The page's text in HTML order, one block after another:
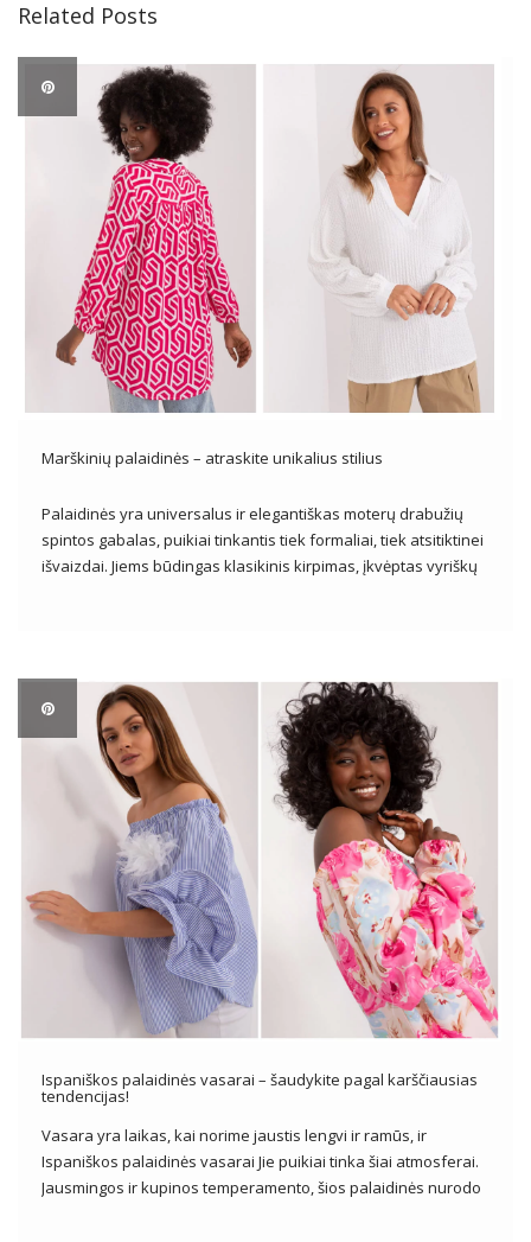
Related Posts
Marškinių palaidinės – atraskite unikalius stilius
Palaidinės yra universalus ir elegantiškas moterų drabužių
spintos gabalas, puikiai tinkantis tiek formaliai, tiek atsitiktinei
išvaizdai. Jiems būdingas klasikinis kirpimas, įkvėptas vyriškų
Ispaniškos palaidinės vasarai – šaudykite pagal karščiausias
tendencijas!
Vasara yra laikas, kai norime jaustis lengvi ir ramūs, ir
Ispaniškos palaidinės vasarai Jie puikiai tinka šiai atmosferai.
Jausmingos ir kupinos temperamento, šios palaidinės nurodo